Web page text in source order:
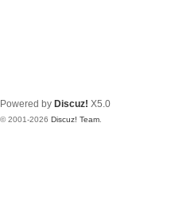
Powered by Discuz! X5.0
© 2001-2026 Discuz! Team